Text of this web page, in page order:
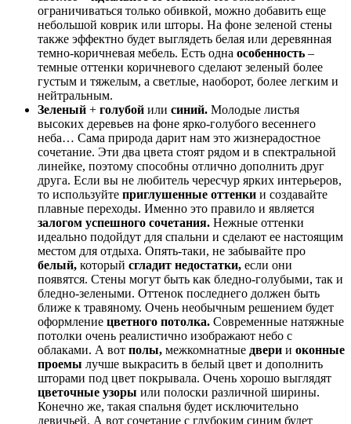
ограничиваться только обивкой, можно добавить еще
небольшой коврик или шторы. На фоне зеленой стены
также эффектно будет выглядеть белая или деревянная
темно-коричневая мебель. Есть одна особенность –
темные оттенки коричневого сделают зеленый более
густым и тяжелым, а светлые, наоборот, более легким и
нейтральным.
Зеленый + голубой или синий. Молодые листья
высоких деревьев на фоне ярко-голубого весеннего
неба… Сама природа дарит нам это жизнерадостное
сочетание. Эти два цвета стоят рядом и в спектральной
линейке, поэтому способны отлично дополнить друг
друга. Если вы не любитель чересчур ярких интерьеров,
то используйте приглушенные оттенки и создавайте
плавные переходы. Именно это правило и является
залогом успешного сочетания. Нежные оттенки
идеально подойдут для спальни и сделают ее настоящим
местом для отдыха. Опять-таки, не забывайте про
белый, который сгладит недостатки, если они
появятся. Стены могут быть как бледно-голубыми, так и
бледно-зелеными. Оттенок последнего должен быть
ближе к травяному. Очень необычным решением будет
оформление цветного потолка. Современные натяжные
потолки очень реалистично изображают небо с
облаками. А вот полы, межкомнатные двери и оконные
проемы лучше выкрасить в белый цвет и дополнить
шторами под цвет покрывала. Очень хорошо выглядят
цветочные узоры или полоски различной ширины.
Конечно же, такая спальня будет исключительно
девичьей. А вот сочетание с глубоким синим будет